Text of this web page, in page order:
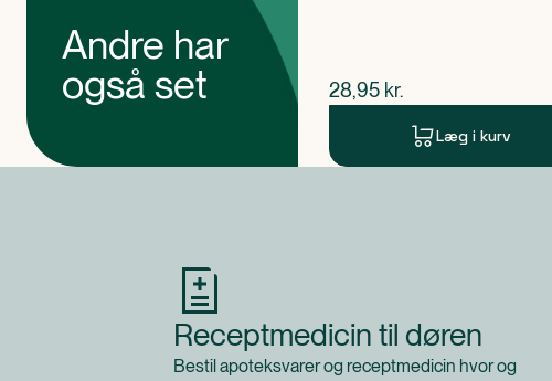
Andre har
også set
$nuværende pris
28,95 kr.
Læg i kurv
Receptmedicin til døren
Bestil apoteksvarer og receptmedicin hvor og